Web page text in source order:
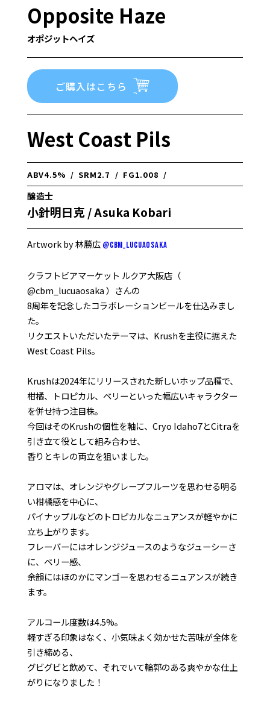
Opposite Haze
オポジットヘイズ
ご購入はこちら
West Coast Pils
ABV4.5% / SRM2.7 / FG1.008 /
醸造士
小針明日克 / Asuka Kobari
Artwork by 林勝広 @cbm_lucuaosaka
クラフトビアマーケット ルクア大阪店（
@cbm_lucuaosaka ）さんの
8周年を記念したコラボレーションビールを仕込みまし
た。
リクエストいただいたテーマは、Krushを主役に据えた
West Coast Pils。
Krushは2024年にリリースされた新しいホップ品種で、
柑橘、トロピカル、ベリーといった幅広いキャラクター
を併せ持つ注目株。
今回はそのKrushの個性を軸に、Cryo Idaho7とCitraを
引き立て役として組み合わせ、
香りとキレの両立を狙いました。
アロマは、オレンジやグレープフルーツを思わせる明る
い柑橘感を中心に、
パイナップルなどのトロピカルなニュアンスが軽やかに
立ち上がります。
フレーバーにはオレンジジュースのようなジューシーさ
に、ベリー感、
余韻にはほのかにマンゴーを思わせるニュアンスが続き
ます。
アルコール度数は4.5%。
軽すぎる印象はなく、小気味よく効かせた苦味が全体を
引き締める、
グビグビと飲めて、それでいて輪郭のある爽やかな仕上
がりになりました！